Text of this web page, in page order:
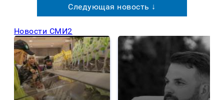
Следующая новость ↓
Новости СМИ2